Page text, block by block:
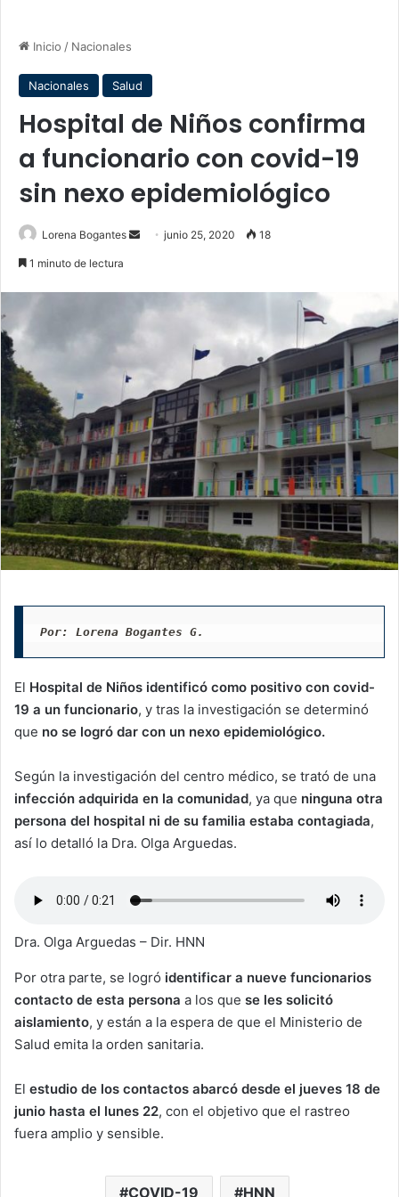
Inicio / Nacionales
Nacionales Salud
Hospital de Niños confirma
a funcionario con covid-19
sin nexo epidemiológico
Lorena Bogantes
Sendjunio 25, 2020 18
1 minuto de lectura
Por: Lorena Bogantes G.
El Hospital de Niños identificó como positivo con covid-
19 a un funcionario, y tras la investigación se determinó
que no se logró dar con un nexo epidemiológico.
Según la investigación del centro médico, se trató de una
infección adquirida en la comunidad, ya que ninguna otra
persona del hospital ni de su familia estaba contagiada,
así lo detalló la Dra. Olga Arguedas.
Dra. Olga Arguedas – Dir. HNN
Por otra parte, se logró identificar a nueve funcionarios
contacto de esta persona a los que se les solicitó
aislamiento, y están a la espera de que el Ministerio de
Salud emita la orden sanitaria.
El estudio de los contactos abarcó desde el jueves 18 de
junio hasta el lunes 22, con el objetivo que el rastreo
fuera amplio y sensible.
COVID-19 HNN